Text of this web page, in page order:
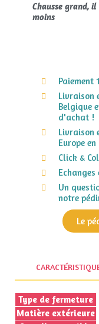
Chausse grand,
moins
Paiement
Livraison
Belgique
d'achat !
Livraison
Europe
Click &
Un
notre
Le
Type de fermeture
Matière extérieure